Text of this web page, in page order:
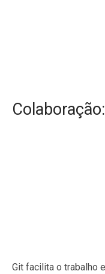
Colaboração:
Git facilita o trabalho